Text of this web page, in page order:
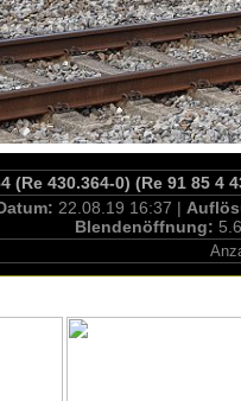
(Re 430.364-0) (Re 91 85 4
22.08.19 16:37 |
Blendenöffnung: